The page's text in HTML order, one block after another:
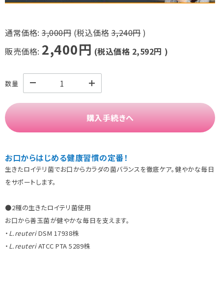
通常価格: 3,000円 (税込価格3,240円)
販売価格: 2,400円 (税込価格 2,592円 )
数量
購入手続きへ
お口からはじめる健康習慣の定番！
生きたロイテリ菌でお口からカラダの菌バランスを徹底ケア。健やかな毎日
をサポートします。
●2種の生きたロイテリ菌使用
お口から善玉菌が健やかな毎日を支えます。
・ L.reuteriDSM 17938株
・ L.reuteriATCC PTA 5289株